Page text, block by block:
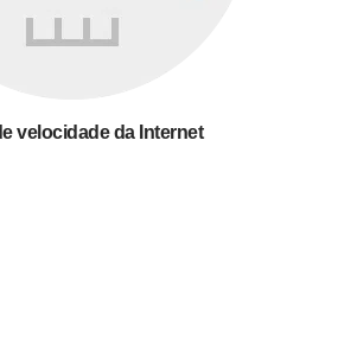
velocidade da Internet